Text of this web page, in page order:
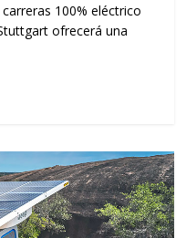
100% eléctrico
ofrecerá una